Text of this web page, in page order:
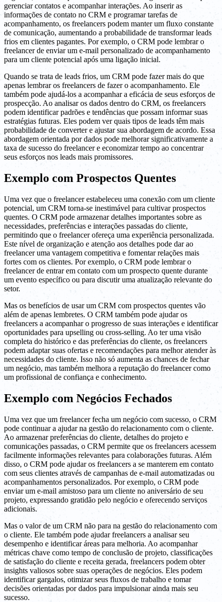
gerenciar contatos e acompanhar interações. Ao inserir as
informações de contato no CRM e programar tarefas de
acompanhamento, os freelancers podem manter um fluxo constante
de comunicação, aumentando a probabilidade de transformar leads
frios em clientes pagantes. Por exemplo, o CRM pode lembrar o
freelancer de enviar um e-mail personalizado de acompanhamento
para um cliente potencial após uma ligação inicial.
Quando se trata de leads frios, um CRM pode fazer mais do que
apenas lembrar os freelancers de fazer o acompanhamento. Ele
também pode ajudá-los a acompanhar a eficácia de seus esforços de
prospecção. Ao analisar os dados dentro do CRM, os freelancers
podem identificar padrões e tendências que possam informar suas
estratégias futuras. Eles podem ver quais tipos de leads têm mais
probabilidade de converter e ajustar sua abordagem de acordo. Essa
abordagem orientada por dados pode melhorar significativamente a
taxa de sucesso do freelancer e economizar tempo ao concentrar
seus esforços nos leads mais promissores.
Exemplo com Prospectos Quentes
Uma vez que o freelancer estabeleceu uma conexão com um cliente
potencial, um CRM torna-se inestimável para cultivar prospectos
quentes. O CRM pode armazenar detalhes importantes sobre as
necessidades, preferências e interações passadas do cliente,
permitindo que o freelancer ofereça uma experiência personalizada.
Este nível de organização e atenção aos detalhes pode dar ao
freelancer uma vantagem competitiva e fomentar relações mais
fortes com os clientes. Por exemplo, o CRM pode lembrar o
freelancer de entrar em contato com um prospecto quente durante
um evento específico ou para discutir uma atualização relevante do
setor.
Mas os benefícios de usar um CRM com prospectos quentes vão
além de apenas lembretes. O CRM também pode ajudar os
freelancers a acompanhar o progresso de suas interações e identificar
oportunidades para upselling ou cross-selling. Ao ter uma visão
completa do histórico e das preferências do cliente, os freelancers
podem adaptar suas ofertas e recomendações para melhor atender às
necessidades do cliente. Isso não só aumenta as chances de fechar
um negócio, mas também melhora a reputação do freelancer como
um profissional de confiança e conhecimento.
Exemplo com Negócios Fechados
Uma vez que um freelancer fecha um negócio com sucesso, o CRM
pode continuar a ajudar na gestão do relacionamento com o cliente.
Ao armazenar preferências do cliente, detalhes do projeto e
comunicações passadas, o CRM permite que os freelancers acessem
facilmente informações relevantes para colaborações futuras. Além
disso, o CRM pode ajudar os freelancers a se manterem em contato
com seus clientes através de campanhas de e-mail automatizadas ou
acompanhamentos personalizados. Por exemplo, o CRM pode
enviar um e-mail amistoso para um cliente no aniversário de seu
projeto, expressando gratidão pelo negócio e oferecendo serviços
adicionais.
Mas o valor de um CRM não para na gestão do relacionamento com
o cliente. Ele também pode ajudar freelancers a analisar seu
desempenho e identificar áreas para melhoria. Ao acompanhar
métricas chave como tempo de conclusão de projeto, classificações
de satisfação do cliente e receita gerada, freelancers podem obter
insights valiosos sobre suas operações de negócios. Eles podem
identificar gargalos, otimizar seus fluxos de trabalho e tomar
decisões orientadas por dados para impulsionar ainda mais seu
sucesso.